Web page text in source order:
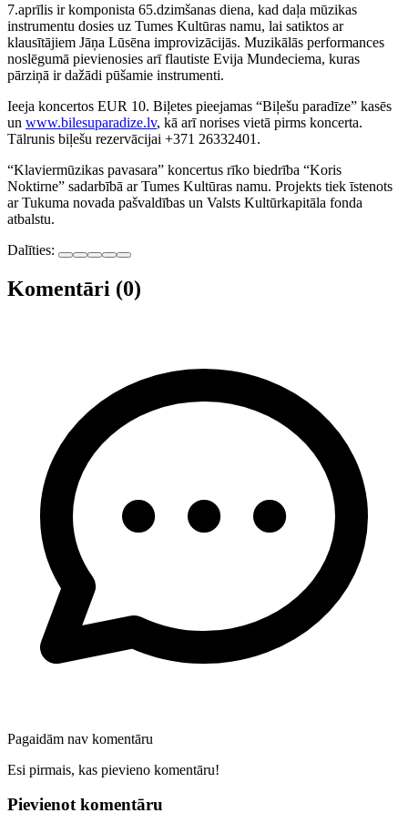
7.aprīlis ir komponista 65.dzimšanas diena, kad daļa mūzikas
instrumentu dosies uz Tumes Kultūras namu, lai satiktos ar
klausītājiem Jāņa Lūsēna improvizācijās. Muzikālās performances
noslēgumā pievienosies arī flautiste Evija Mundeciema, kuras
pārziņā ir dažādi pūšamie instrumenti.
Ieeja koncertos EUR 10. Biļetes pieejamas “Biļešu paradīze” kasēs
un www.bilesuparadize.lv, kā arī norises vietā pirms koncerta.
Tālrunis biļešu rezervācijai +371 26332401.
“Klaviermūzikas pavasara” koncertus rīko biedrība “Koris
Noktirne” sadarbībā ar Tumes Kultūras namu. Projekts tiek īstenots
ar Tukuma novada pašvaldības un Valsts Kultūrkapitāla fonda
atbalstu.
Dalīties:
Komentāri (0)
Pagaidām nav komentāru
Esi pirmais, kas pievieno komentāru!
Pievienot komentāru